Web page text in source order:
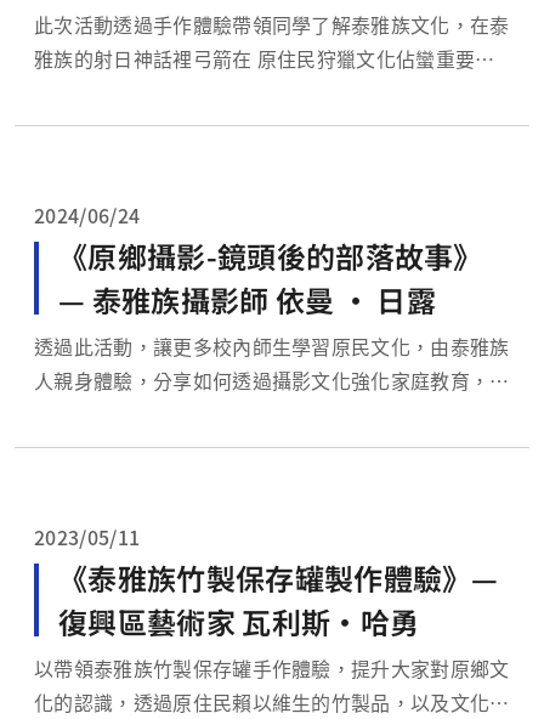
此次活動透過手作體驗帶領同學了解泰雅族文化，在泰
雅族的射日神話裡弓箭在 原住民狩獵文化佔蠻重要的
『弓箭』，傳統上是原住民生活之一部分，主要用途除
2024/06/24
《原鄉攝影-鏡頭後的部落故事》
— 泰雅族攝影師 依曼 ‧ 日露
透過此活動，讓更多校內師生學習原民文化，由泰雅族
人親身體驗，分享如何透過攝影文化強化家庭教育，深
立自我身份。並透過部落影像故事分享，促進文化傳
大學社會責任...
2023/05/11
《泰雅族竹製保存罐製作體驗》—
復興區藝術家 瓦利斯•哈勇
以帶領泰雅族竹製保存罐手作體驗，提升大家對原鄉文
化的認識，透過原住民賴以維生的竹製品，以及文化遺